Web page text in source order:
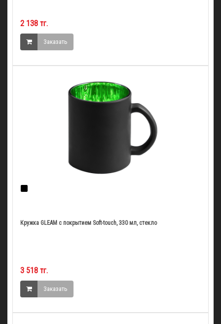
2 138 тг.
Заказать
Кружка GLEAM с покрытием Soft-touch, 330 мл, стекло
3 518 тг.
Заказать